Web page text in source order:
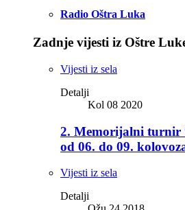
Radio Oštra Luka
Zadnje vijesti iz Oštre
Vijesti iz sela
Detalji
Kol 08 2020
2. Memorijalni turnir
od 06. do 09.
Vijesti iz sela
Detalji